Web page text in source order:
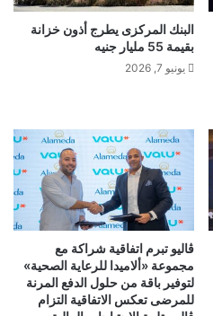
البنك المركزى يطرج أذون خزانة
بقيمة 55 مليار جنيه
يونيو 7, 2026
ڤاليو تبرم اتفاقية شراكة مع
مجموعة «ألاميدا للرعاية الصحية»
لتوفير باقة من حلول الدفع المرنة
للمرضى تعكس الاتفاقية التزام